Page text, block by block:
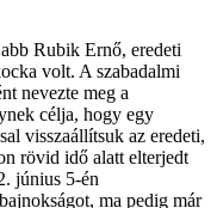
Rubik Ernő, eredeti
volt. A szabadalmi
nevezte meg a
célja, hogy egy
visszaállítsuk az eredeti,
rövid idő alatt elterjedt
június 5-én
ma pedig már